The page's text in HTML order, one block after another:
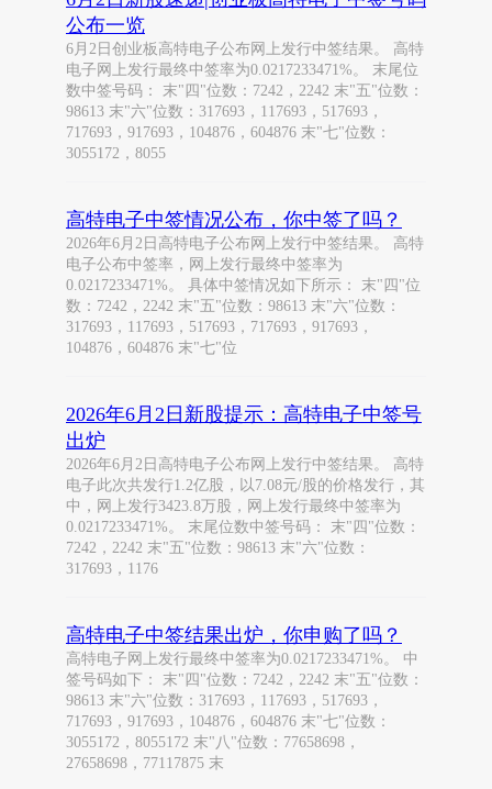
公布一览
6月2日创业板高特电子公布网上发行中签结果。 高特
电子网上发行最终中签率为0.0217233471%。 末尾位
数中签号码： 末"四"位数：7242，2242 末"五"位数：
98613 末"六"位数：317693，117693，517693，
717693，917693，104876，604876 末"七"位数：
3055172，8055
高特电子中签情况公布，你中签了吗？
2026年6月2日高特电子公布网上发行中签结果。 高特
电子公布中签率，网上发行最终中签率为
0.0217233471%。 具体中签情况如下所示： 末"四"位
数：7242，2242 末"五"位数：98613 末"六"位数：
317693，117693，517693，717693，917693，
104876，604876 末"七"位
2026年6月2日新股提示：高特电子中签号
出炉
2026年6月2日高特电子公布网上发行中签结果。 高特
电子此次共发行1.2亿股，以7.08元/股的价格发行，其
中，网上发行3423.8万股，网上发行最终中签率为
0.0217233471%。 末尾位数中签号码： 末"四"位数：
7242，2242 末"五"位数：98613 末"六"位数：
317693，1176
高特电子中签结果出炉，你申购了吗？
高特电子网上发行最终中签率为0.0217233471%。 中
签号码如下： 末"四"位数：7242，2242 末"五"位数：
98613 末"六"位数：317693，117693，517693，
717693，917693，104876，604876 末"七"位数：
3055172，8055172 末"八"位数：77658698，
27658698，77117875 末